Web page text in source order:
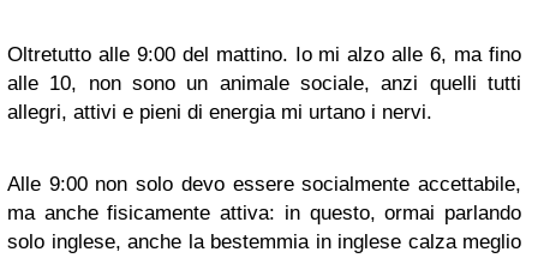
Oltretutto alle 9:00 del mattino. Io mi alzo alle 6, ma fino
alle 10, non sono un animale sociale, anzi quelli tutti
allegri, attivi e pieni di energia mi urtano i nervi.
Alle 9:00 non solo devo essere socialmente accettabile,
ma anche fisicamente attiva: in questo, ormai parlando
solo inglese, anche la bestemmia in inglese calza meglio